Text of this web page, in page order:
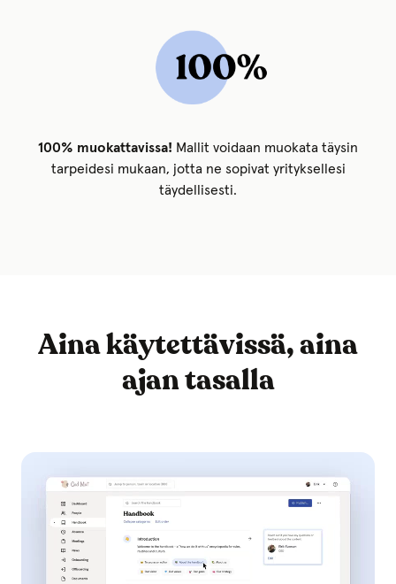
100% muokattavissa! Mallit voidaan muokata täysin
tarpeidesi mukaan, jotta ne sopivat yrityksellesi
täydellisesti.
Aina käytettävissä, aina
ajan tasalla